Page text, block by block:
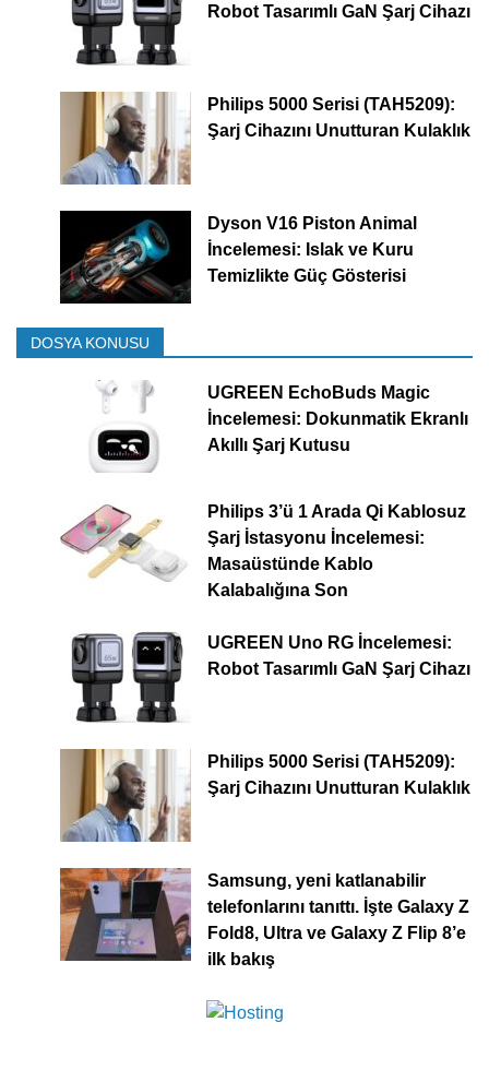
Robot Tasarımlı GaN Şarj Cihazı
Philips 5000 Serisi (TAH5209):
Şarj Cihazını Unutturan Kulaklık
Dyson V16 Piston Animal
İncelemesi: Islak ve Kuru
Temizlikte Güç Gösterisi
DOSYA KONUSU
UGREEN EchoBuds Magic
İncelemesi: Dokunmatik Ekranlı
Akıllı Şarj Kutusu
Philips 3’ü 1 Arada Qi Kablosuz
Şarj İstasyonu İncelemesi:
Masaüstünde Kablo
Kalabalığına Son
UGREEN Uno RG İncelemesi:
Robot Tasarımlı GaN Şarj Cihazı
Philips 5000 Serisi (TAH5209):
Şarj Cihazını Unutturan Kulaklık
Samsung, yeni katlanabilir
telefonlarını tanıttı. İşte Galaxy Z
Fold8, Ultra ve Galaxy Z Flip 8’e
ilk bakış